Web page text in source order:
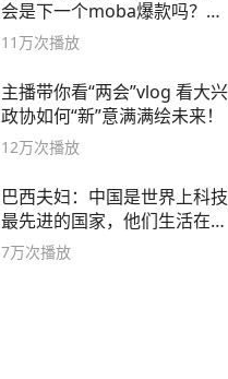
会是下一个moba爆款吗？#
决胜巅峰
11万次播放
主播带你看“两会”vlog 看大兴
政协如何“新”意满满绘未来！
12万次播放
巴西夫妇：中国是世界上科技
最先进的国家，他们生活在
2999年
7万次播放